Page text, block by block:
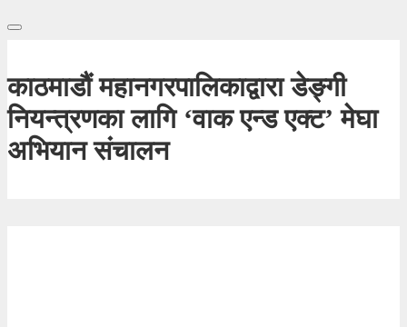
काठमाडौं महानगरपालिकाद्वारा डेङ्गी
नियन्त्रणका लागि ‘वाक एन्ड एक्ट’ मेघा
अभियान संचालन